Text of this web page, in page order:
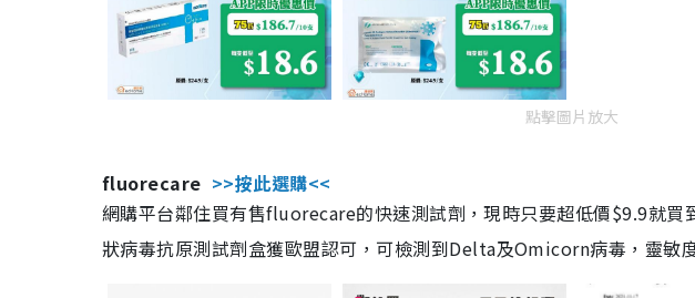
點擊圖片放大
fluorecare >>按此選購<<
網購平台鄰住買有售fluorecare的快速測試劑，現時只要超低價$9.9就買
狀病毒抗原測試劑盒獲歐盟認可，可檢測到Delta及Omicorn病毒，靈敏